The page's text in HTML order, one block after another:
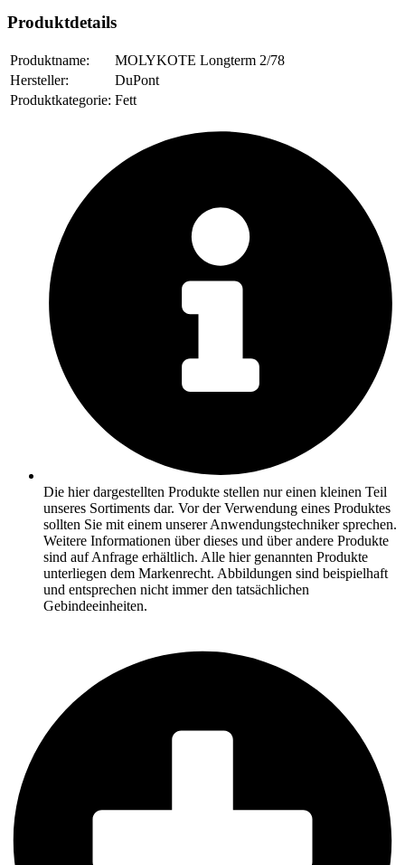
Produktdetails
Produktname:
MOLYKOTE Longterm 2/78
Hersteller:
DuPont
Produktkategorie: Fett
Die hier dargestellten Produkte stellen nur einen kleinen Teil
unseres Sortiments dar. Vor der Verwendung eines Produktes
sollten Sie mit einem unserer Anwendungstechniker sprechen.
Weitere Informationen über dieses und über andere Produkte
sind auf Anfrage erhältlich. Alle hier genannten Produkte
unterliegen dem Markenrecht. Abbildungen sind beispielhaft
und entsprechen nicht immer den tatsächlichen
Gebindeeinheiten.